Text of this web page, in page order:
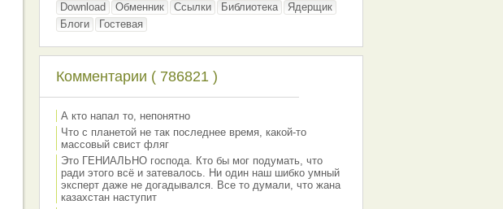
Download
Обменник Ссылки Библиотека
Ядерщик
Блоги
Гостевая
Комментарии ( 786821 )
А кто напал то, непонятно
Что с планетой не так последнее время, какой-то
массовый свист фляг
Это ГЕНИАЛЬНО господа. Кто бы мог подумать, что
ради этого всё и затевалось. Ни один наш шибко умный
эксперт даже не догадывался. Все то думали, что жана
казахстан наступит